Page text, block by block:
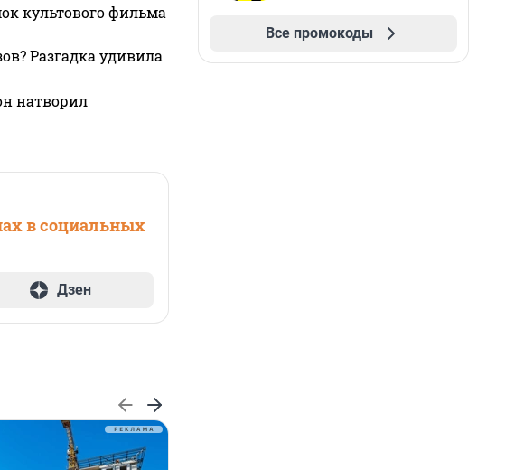
культового фильма
Разгадка удивила
натворил
в социальных
Дзен
Все промокоды